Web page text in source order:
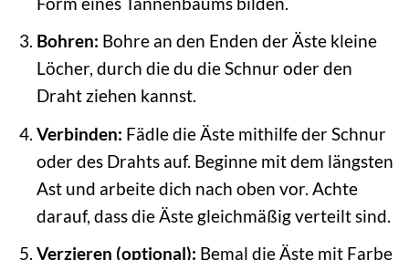
Bohren: Bohre an den Enden der Äste kleine
Löcher, durch die du die Schnur oder den
Draht ziehen kannst.
Verbinden: Fädle die Äste mithilfe der Schnur
oder des Drahts auf. Beginne mit dem längsten
Ast und arbeite dich nach oben vor. Achte
darauf, dass die Äste gleichmäßig verteilt sind.
Verzieren (optional): Bemal die Äste mit Farbe